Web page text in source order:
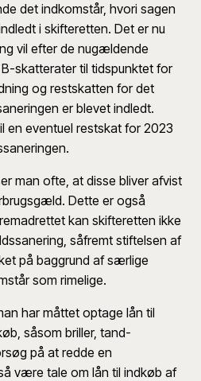
det indkomstår, hvori sagen
i skifteretten. Det er nu
vil efter de nugældende
skatterater til tidspunktet for
og restskatten for det
er blevet indledt.
en eventuel restskat for 2023
man ofte, at disse bliver afvist
Dette er også
kan skifteretten ikke
såfremt stiftelsen af
på baggrund af særlige
som rimelige.
har måttet optage lån til
såsom briller, tand-
på at redde en
være tale om lån til indkøb af